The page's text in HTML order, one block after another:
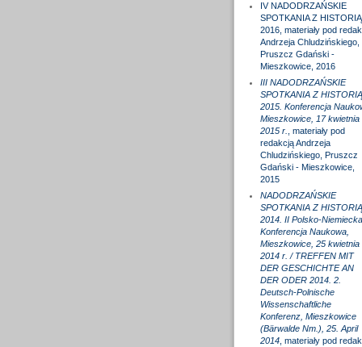
IV NADODRZAŃSKIE
SPOTKANIA Z HISTORIĄ
2016, materiały pod
Andrzeja Chludzińskiego,
Pruszcz Gdański -
Mieszkowice, 2016
III NADODRZAŃSKIE
SPOTKANIA Z HISTORIĄ
2015. Konferencja
Mieszkowice, 17 kwietnia
2015 r.
, materiały pod
redakcją Andrzeja
Chludzińskiego, Pruszcz
Gdański - Mieszkowice,
2015
NADODRZAŃSKIE
SPOTKANIA Z HISTORIĄ
2014. II Polsko-Niemiecka
Konferencja Naukowa,
Mieszkowice, 25 kwietnia
2014 r. / TREFFEN MIT
DER GESCHICHTE AN
DER ODER 2014. 2.
Deutsch-Polnische
Wissenschaftliche
Konferenz, Mieszkowice
(Bärwalde Nm.), 25. April
2014, materiały pod